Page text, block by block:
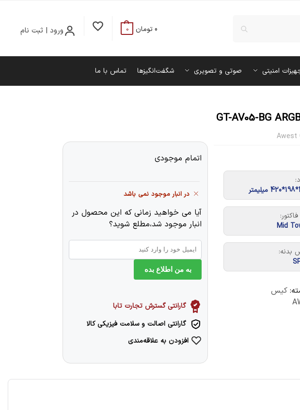
ورود | ثبت نام 0 تومان 0
امنیتی صوتی و تصویری شگفت‌انگیزها تماس با ما
Awest
Mid
بدنه:
کیس
اتمام موجودی
در انبار موجود نمی باشد
آیا می خواهید زمانی که این محصول در
انبار موجود شد،مطلع شوید؟
به من اطلاع بده
گارانتی گسترش تجارت تابا
گارانتی اصالت و سلامت فیزیکی کالا
افزودن به علاقه‌مندی